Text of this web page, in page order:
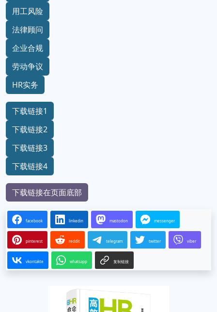
用工风险
法律顾问
企业合规
劳动争议
HR实务
下载链接1
下载链接2
下载链接3
下载链接4
下载链接在页面底部
facebook linkedin mastodon messenger
pinterest reddit telegram twitter viber
vkontakte whatsapp 复制链接